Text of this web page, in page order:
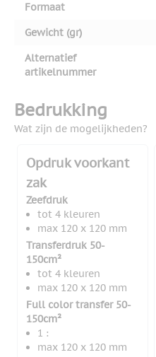
Formaat
Gewicht (gr)
Alternatief
artikelnummer
Bedrukking
Wat zijn de mogelijkheden?
Opdruk voorkant
zak
Zeefdruk
tot 4 kleuren
max 120 x 120 mm
Transferdruk 50-
150cm²
tot 4 kleuren
max 120 x 120 mm
Full color transfer 50-
150cm²
1 :
max 120 x 120 mm